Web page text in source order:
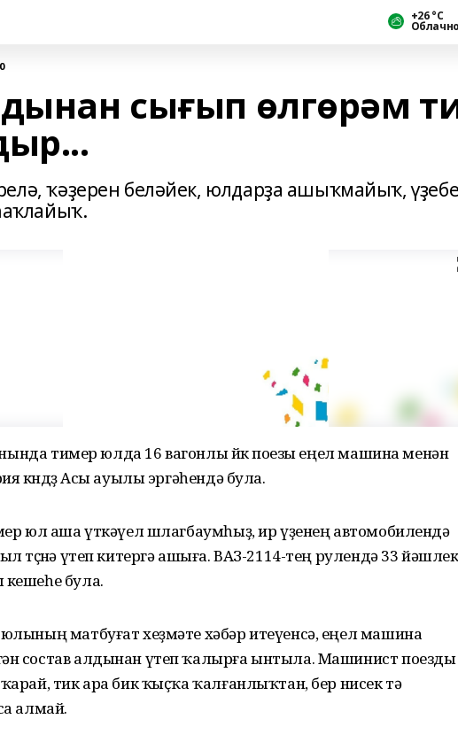
+26 °С
Облачно
сығып өлгөрәм
ҡәҙерен беләйек, юлдарҙа ашыҡмайыҡ,
тимер юлда 16 вагонлы йөк поезы еңел машина менән
көндөҙ Асы ауылы эргәһендә була.
юл аша үткәүел шлагбаумһыҙ, ир үҙенең автомобилендә
төҫөнә үтеп китергә ашыға. ВАЗ-2114-тең рулендә 33 йәшлек
була.
матбуғат хеҙмәте хәбәр итеүенсә, еңел машина
состав алдынан үтеп ҡалырға ынтыла. Машинист поезды
тик ара бик ҡыҫҡа ҡалғанлыҡтан, бер нисек тә
алмай.